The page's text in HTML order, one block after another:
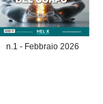
n.1 - Febbraio 2026